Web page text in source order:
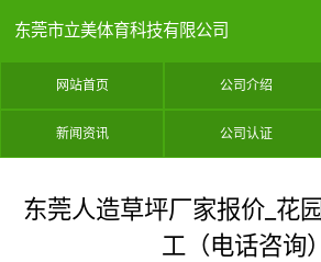
东莞市立美体育科技有限公司
网站首页 公司介绍
新闻资讯 公司认证
东莞人造草坪厂家报价_花
工（电话咨询）